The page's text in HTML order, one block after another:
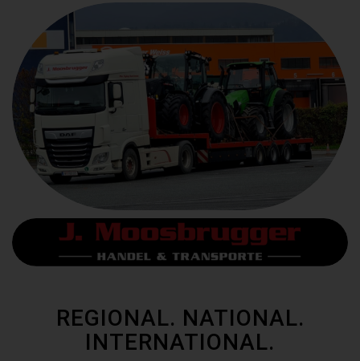
REGIONAL. NATIONAL.
INTERNATIONAL.